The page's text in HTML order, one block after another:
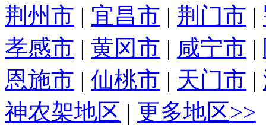
荆州市 | 宜昌市 | 荆门市 |
孝感市 | 黄冈市 | 咸宁市 |
恩施市 | 仙桃市 | 天门市 |
神农架地区 | 更多地区>>